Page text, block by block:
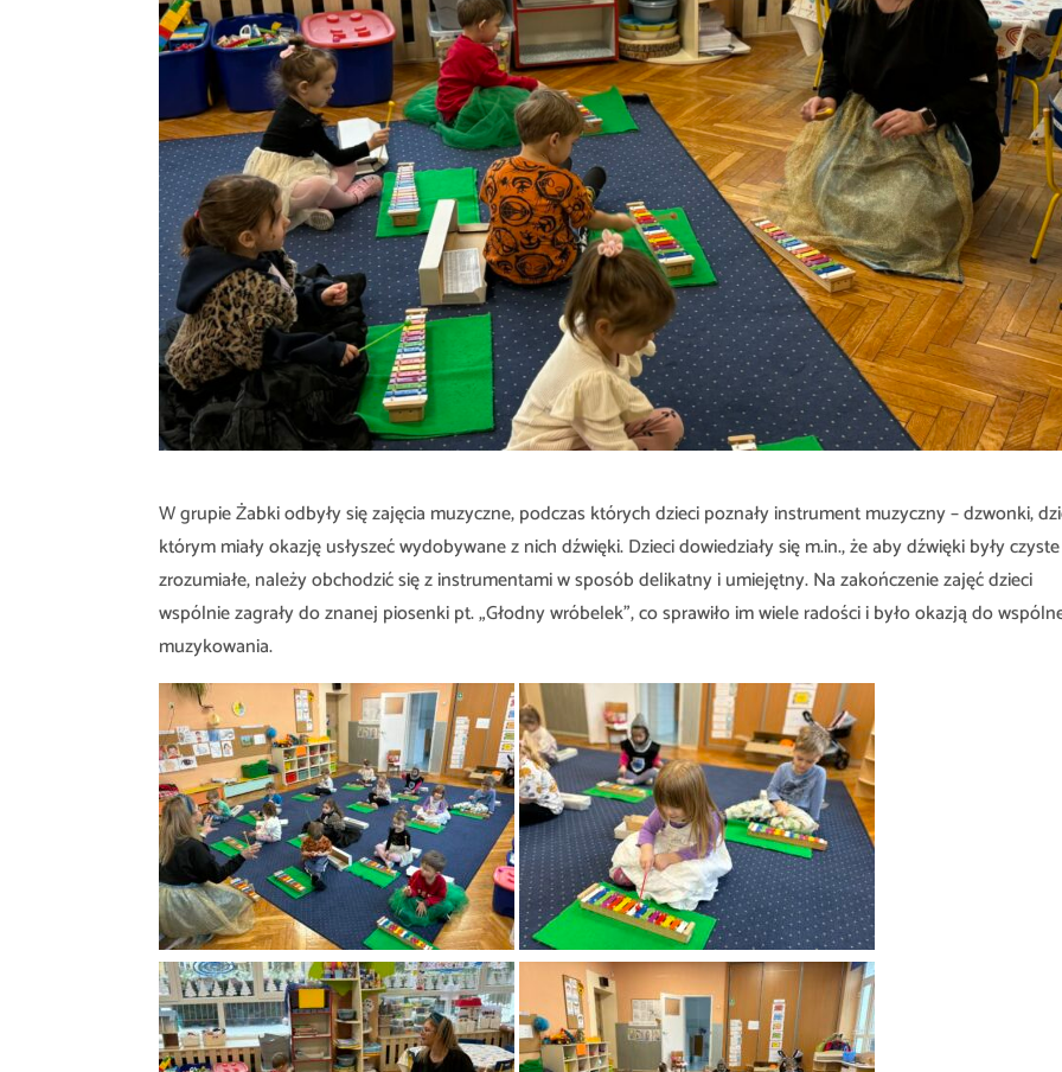
W grupie Żabki odbyły się zajęcia muzyczne, podczas których dzieci poznały instrument muzyczny – dzwonki,
którym miały okazję usłyszeć wydobywane z nich dźwięki. Dzieci dowiedziały się m.in., że aby dźwięki były
zrozumiałe, należy obchodzić się z instrumentami w sposób delikatny i umiejętny. Na zakończenie zajęć dzieci
wspólnie zagrały do znanej piosenki pt. „Głodny wróbelek”, co sprawiło im wiele radości i było okazją do
muzykowania.